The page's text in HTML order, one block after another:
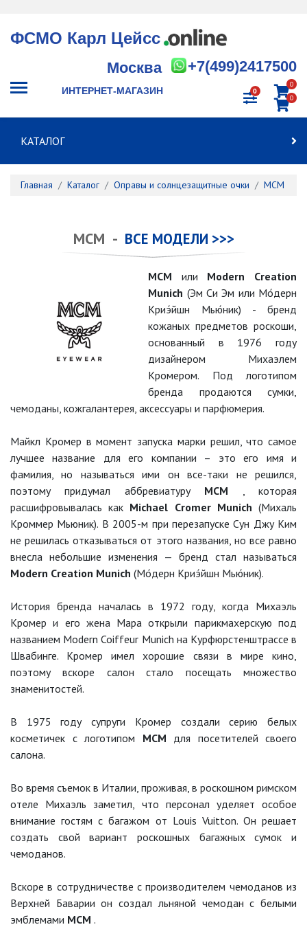
ФСМО Карл Цейсс
+7(499)2417500
Москва
ИНТЕРНЕТ-МАГАЗИН 0
0
0
КАТАЛОГ
Главная Каталог Оправы и солнцезащитные очки MCM
MCM - ВСЕ МОДЕЛИ >>>
MCM или Modern Creation
Munich (Эм Си Эм или Мо́дерн
Криэ́йшн Мью́ник) - бренд
кожаных предметов роскоши,
основанный в 1976 году
дизайнером Михаэлем
Кромером. Под логотипом
бренда продаются сумки,
чемоданы, кожгалантерея, аксессуары и парфюмерия.
Майкл Кромер в момент запуска марки решил, что самое
лучшее название для его компании – это его имя и
фамилия, но называться ими он все-таки не решился,
поэтому придумал аббревиатуру MCM , которая
расшифровывалась как Michael Cromer Munich(Михаль
Кроммер Мьюник). В 2005-м при перезапуске Сун Джу Ким
не решилась отказываться от этого названия, но все равно
внесла небольшие изменения — бренд стал называться
Modern Creation Munich (Мо́дерн Криэ́йшн Мью́ник).
История бренда началась в 1972 году, когда Михаэль
Кромер и его жена Мара открыли парикмахерскую под
названием Modern Coiffeur Munich на Курфюрстенштрассе в
Швабинге. Кромер имел хорошие связи в мире кино,
поэтому вскоре салон стало посещать множество
знаменитостей.
В 1975 году супруги Кромер создали серию белых
косметичек с логотипом MCM для посетителей своего
салона.
Во время съемок в Италии, проживая, в роскошном римском
отеле Михаэль заметил, что персонал уделяет особое
внимание гостям с багажом от Louis Vuitton. Он решает
создать свой вариант роскошных багажных сумок и
чемоданов.
Вскоре в сотрудничестве с производителем чемоданов из
Верхней Баварии он создал льняной чемодан с белыми
эмблемами MCM .